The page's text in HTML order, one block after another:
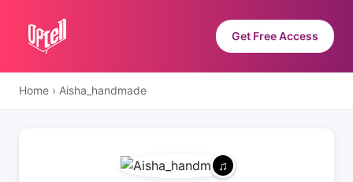
Get Free Access
Home › Aisha_handmade